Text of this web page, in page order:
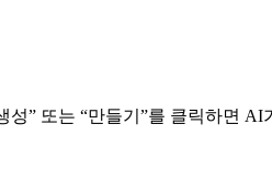
” 또는 “만들기”를 클릭하면 AI